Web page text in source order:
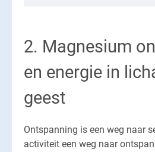
2. Magnesium
en energie in
geest
Ontspanning is een weg naar
activiteit een weg naar